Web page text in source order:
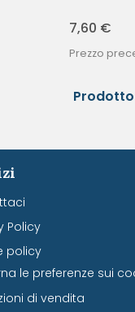
7,60 €
Prezzo
Policy
policy
le preferenze sui
di vendita